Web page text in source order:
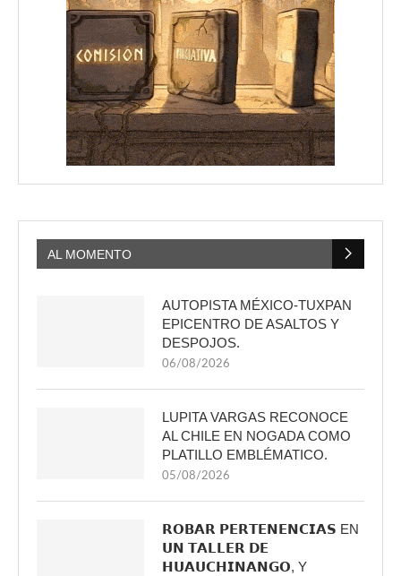
AL MOMENTO
AUTOPISTA MÉXICO-TUXPAN
EPICENTRO DE ASALTOS Y
DESPOJOS.
06/08/2026
LUPITA VARGAS RECONOCE
AL CHILE EN NOGADA COMO
PLATILLO EMBLÉMATICO.
05/08/2026
𝗥𝗢𝗕𝗔𝗥 𝗣𝗘𝗥𝗧𝗘𝗡𝗘𝗡𝗖𝗜𝗔𝗦 EN
𝗨𝗡 𝗧𝗔𝗟𝗟𝗘𝗥 𝗗𝗘
𝗛𝗨𝗔𝗨𝗖𝗛𝗜𝗡𝗔𝗡𝗚𝗢, Y